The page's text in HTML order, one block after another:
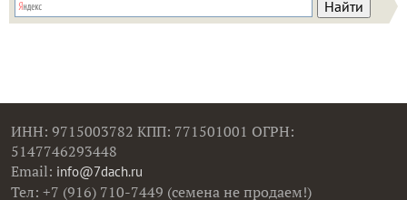
ИНН: 9715003782 КПП: 771501001 ОГРН:
5147746293448
Email: info@7dach.ru
Тел: +7 (916) 710-7449 (семена не продаем!)